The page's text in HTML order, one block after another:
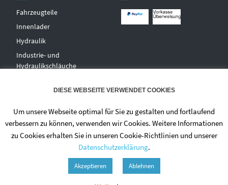
Fahrzeugteile
Innenlader
Hydraulik
Industrie- und
Hydraulikschläuche
Zentralschmierungen
Hochdruckwaschgeräte und
DIESE WEBSEITE VERWENDET COOKIES
Um unsere Webseite optimal für Sie zu gestalten und fortlaufend
verbessern zu können, verwenden wir Cookies. Weitere Informationen
zu Cookies erhalten Sie in unseren Cookie-Richtlinien und unserer
Datenschutzerklärung.
Akzeptieren Ablehnen